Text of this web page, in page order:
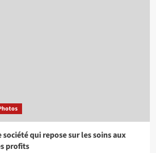
qui repose sur les soins aux
profits